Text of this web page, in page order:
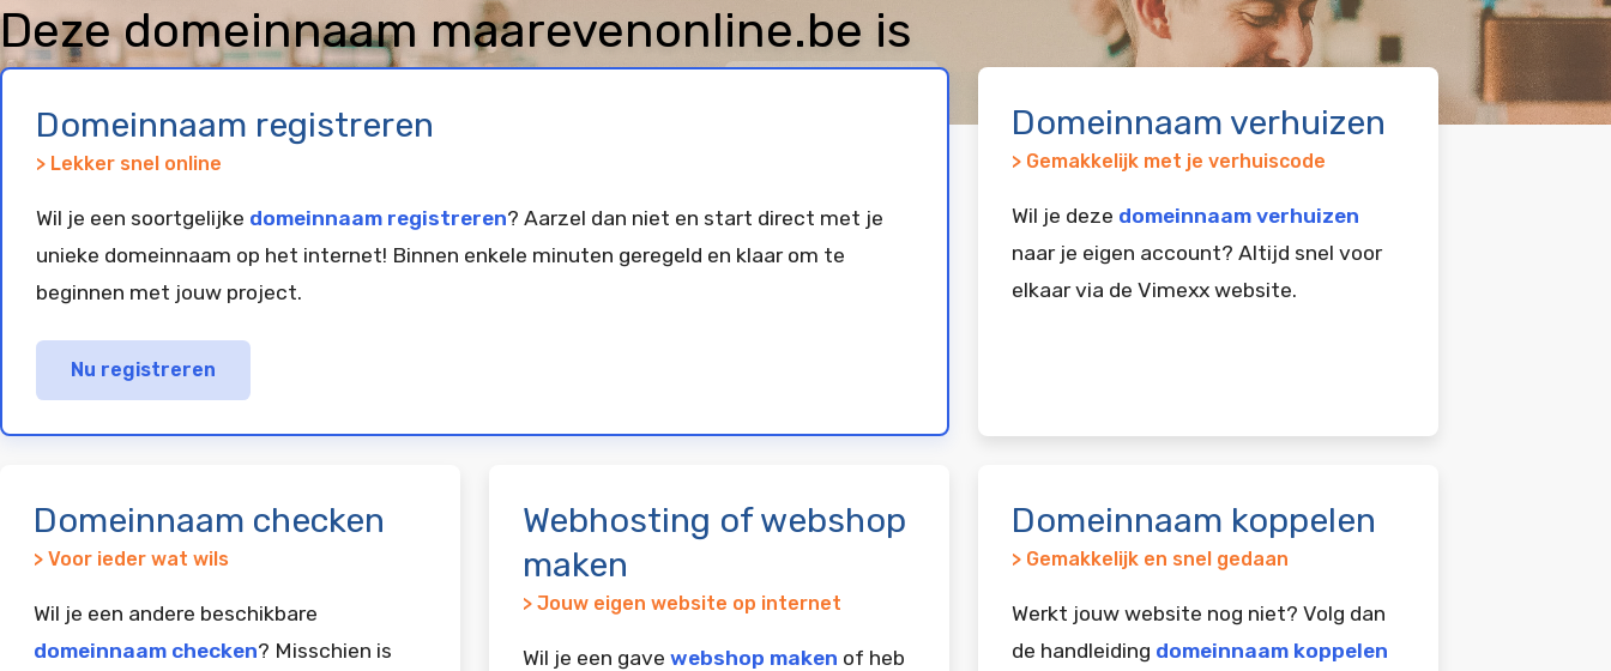
Deze domeinnaam maarevenonline.be is
geregistreerd en geparkeerd bij
Domeinnaam registreren
> Lekker snel online
Wil je een soortgelijke domeinnaam registreren? Aarzel dan niet en start direct met je
unieke domeinnaam op het internet! Binnen enkele minuten geregeld en klaar om te
beginnen met jouw project.
Nu registreren
Domeinnaam verhuizen
> Gemakkelijk met je verhuiscode
Wil je deze domeinnaam verhuizen
naar je eigen account? Altijd snel voor
elkaar via de Vimexx website.
Domeinnaam checken
> Voor ieder wat wils
Wil je een andere beschikbare
domeinnaam checken? Misschien is
Webhosting of webshop
maken
> Jouw eigen website op internet
Wil je een gave webshop maken of heb
Domeinnaam koppelen
> Gemakkelijk en snel gedaan
Werkt jouw website nog niet? Volg dan
de handleiding domeinnaam koppelen